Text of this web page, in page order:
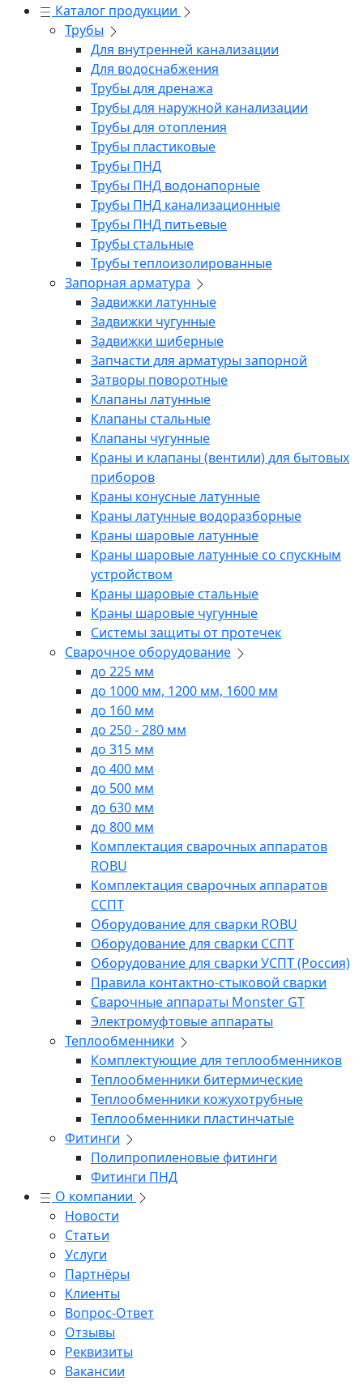
Каталог продукции
Трубы
Для внутренней канализации
Для водоснабжения
Трубы для дренажа
Трубы для наружной канализации
Трубы для отопления
Трубы пластиковые
Трубы ПНД
Трубы ПНД водонапорные
Трубы ПНД канализационные
Трубы ПНД питьевые
Трубы стальные
Трубы теплоизолированные
Запорная арматура
Задвижки латунные
Задвижки чугунные
Задвижки шиберные
Запчасти для арматуры запорной
Затворы поворотные
Клапаны латунные
Клапаны стальные
Клапаны чугунные
Краны и клапаны (вентили) для бытовых
приборов
Краны конусные латунные
Краны латунные водоразборные
Краны шаровые латунные
Краны шаровые латунные со спускным
устройством
Краны шаровые стальные
Краны шаровые чугунные
Системы защиты от протечек
Сварочное оборудование
до 225 мм
до 1000 мм, 1200 мм, 1600 мм
до 160 мм
до 250 - 280 мм
до 315 мм
до 400 мм
до 500 мм
до 630 мм
до 800 мм
Комплектация сварочных аппаратов
ROBU
Комплектация сварочных аппаратов
ССПТ
Оборудование для сварки ROBU
Оборудование для сварки ССПТ
Оборудование для сварки УСПТ (Россия)
Правила контактно-стыковой сварки
Сварочные аппараты Monster GT
Электромуфтовые аппараты
Теплообменники
Комплектующие для теплообменников
Теплообменники битермические
Теплообменники кожухотрубные
Теплообменники пластинчатые
Фитинги
Полипропиленовые фитинги
Фитинги ПНД
О компании
Новости
Статьи
Услуги
Партнёры
Клиенты
Вопрос-Ответ
Отзывы
Реквизиты
Вакансии